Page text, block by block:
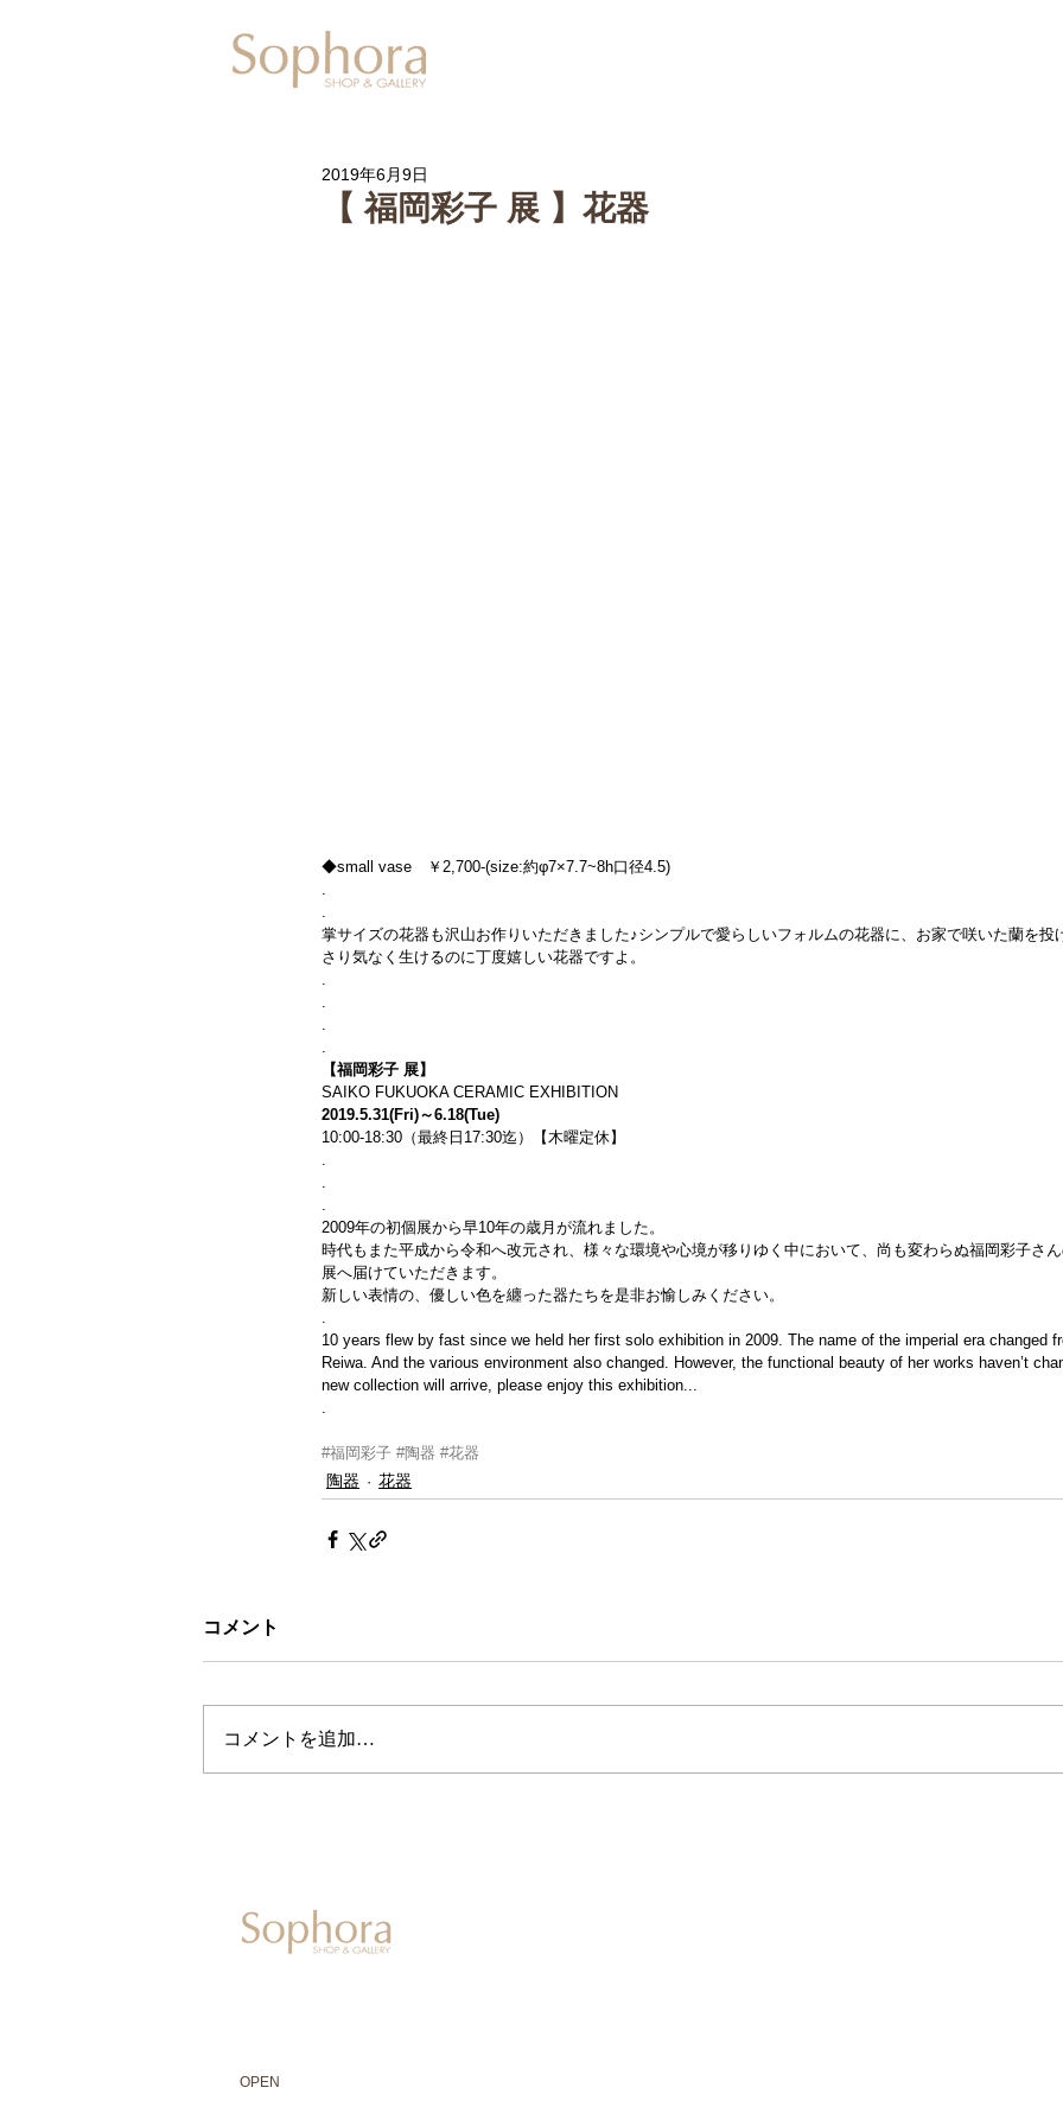
【 福岡彩子 展 】花器
2019年6月9日
◆small vase　￥2,700-(size:約φ7×7.7~8h口径4.5)
.
.
掌サイズの花器も沢山お作りいただきました♪シンプルで愛らしいフォルムの花器に、お家で咲いた蘭を投
さり気なく生けるのに丁度嬉しい花器ですよ。
.
.
.
.
【福岡彩子 展】
SAIKO FUKUOKA CERAMIC EXHIBITION
2019.5.31(Fri)～6.18(Tue)
10:00-18:30（最終日17:30迄）【木曜定休】
.
.
.
2009年の初個展から早10年の歳月が流れました。
時代もまた平成から令和へ改元され、様々な環境や心境が移りゆく中において、尚も変わらぬ福岡彩子さ
展へ届けていただきます。
新しい表情の、優しい色を纏った器たちを是非お愉しみください。
.
10 years flew by fast since we held her first solo exhibition in 2009. The name of the imperial era changed
Reiwa. And the various environment also changed. However, the functional beauty of her works haven’t
new collection will arrive, please enjoy this exhibition...
.
#福岡彩子 #陶器 #花器
陶器 花器
コメント
コメントを追加…
OPEN